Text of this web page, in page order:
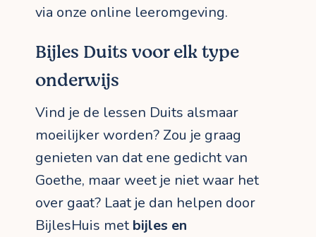
via onze online leeromgeving.
Bijles Duits voor elk type
onderwijs
Vind je de lessen Duits alsmaar
moeilijker worden? Zou je graag
genieten van dat ene gedicht van
Goethe, maar weet je niet waar het
over gaat? Laat je dan helpen door
BijlesHuis met bijles en